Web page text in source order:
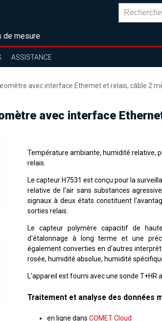
de mesure
ASSISTANCE
avec interface Ethernet et relais, câble 2
avec interface
Température ambiante, humidité relative,
relais.
Le capteur H7531 est conçu pour la
relative de l'air sans substances
signaux à deux états constituent
sorties relais.
Le capteur polymère capacitif de
d'étalonnage à long terme et une
également converties en d'autres
rosée, humidité absolue, humidité
L'appareil est fourni avec une sonde T+HR
Traitement et analyse des données
en ligne dans COMET Cloud